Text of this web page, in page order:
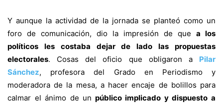
Y aunque la actividad de la jornada se planteó como un
foro de comunicación, dio la impresión de que a los
políticos les costaba dejar de lado las propuestas
electorales. Cosas del oficio que obligaron a Pilar
Sánchez, profesora del Grado en Periodismo y
moderadora de la mesa, a hacer encaje de bolillos para
calmar el ánimo de un público implicado y dispuesto a